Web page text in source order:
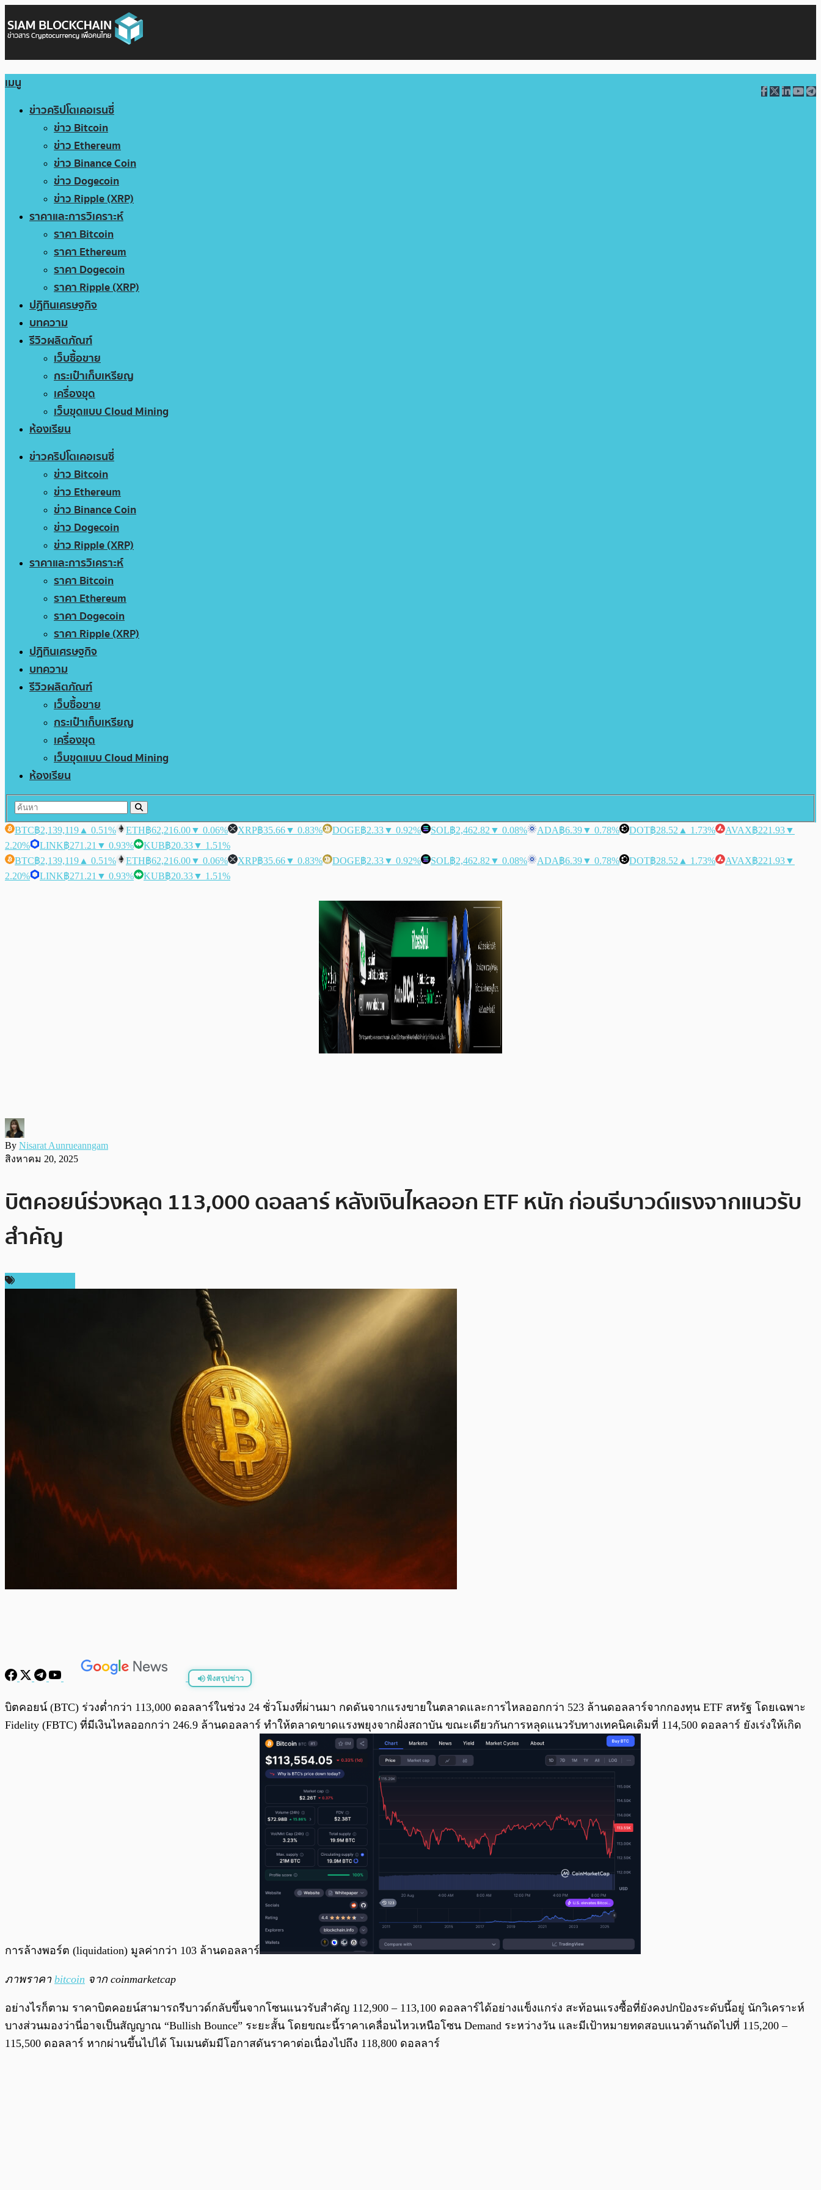
เมนู
ข่าวคริปโตเคอเรนซี่
ข่าว Bitcoin
ข่าว Ethereum
ข่าว Binance Coin
ข่าว Dogecoin
ข่าว Ripple (XRP)
ราคาและการวิเคราะห์
ราคา Bitcoin
ราคา Ethereum
ราคา Dogecoin
ราคา Ripple (XRP)
ปฏิทินเศรษฐกิจ
บทความ
รีวิวผลิตภัณฑ์
เว็บซื้อขาย
กระเป๋าเก็บเหรียญ
เครื่องขุด
เว็บขุดแบบ Cloud Mining
ห้องเรียน
ข่าวคริปโตเคอเรนซี่
ข่าว Bitcoin
ข่าว Ethereum
ข่าว Binance Coin
ข่าว Dogecoin
ข่าว Ripple (XRP)
ราคาและการวิเคราะห์
ราคา Bitcoin
ราคา Ethereum
ราคา Dogecoin
ราคา Ripple (XRP)
ปฏิทินเศรษฐกิจ
บทความ
รีวิวผลิตภัณฑ์
เว็บซื้อขาย
กระเป๋าเก็บเหรียญ
เครื่องขุด
เว็บขุดแบบ Cloud Mining
ห้องเรียน
BTC฿2,139,119 ▲ 0.51% ETH฿62,216.00▼ 0.06% XRP฿35.66▼ 0.83% DOGE฿2.33▼ 0.92% SOL฿2,462.82 ▼ 0.08% ADA฿6.39▼ 0.78% DOT฿28.52 ▲ 1.73% AVAX฿221.93▼
2.20%
LINK฿271.21 ▼ 0.93% KUB฿20.33▼ 1.51%
BTC฿2,139,119 ▲ 0.51% ETH฿62,216.00▼ 0.06% XRP฿35.66▼ 0.83% DOGE฿2.33▼ 0.92% SOL฿2,462.82 ▼ 0.08% ADA฿6.39▼ 0.78% DOT฿28.52 ▲ 1.73% AVAX฿221.93▼
2.20%
LINK฿271.21 ▼ 0.93% KUB฿20.33▼ 1.51%
By Nisarat Aunrueanngam
สิงหาคม 20, 2025
บิตคอยน์ร่วงหลุด 113,000 ดอลลาร์ หลังเงินไหลออก ETF หนัก ก่อนรีบาวด์แรงจากแนวรับ
สำคัญ
ฟังสรุปข่าว
พร้อมเล่น 0:00 /0:00
บิตคอยน์ (BTC) ร่วงต่ำกว่า 113,000 ดอลลาร์ในช่วง 24 ชั่วโมงที่ผ่านมา กดดันจากแรงขายในตลาดและการไหลออกกว่า 523 ล้านดอลลาร์จากกองทุน ETF สหรัฐ โดยเฉพาะ
Fidelity (FBTC) ที่มีเงินไหลออกกว่า 246.9 ล้านดอลลาร์ ทำให้ตลาดขาดแรงพยุงจากฝั่งสถาบัน ขณะเดียวกันการหลุดแนวรับทางเทคนิคเดิมที่ 114,500 ดอลลาร์ ยังเร่งให้เกิด
การล้างพอร์ต (liquidation) มูลค่ากว่า 103 ล้านดอลลาร์
ภาพราคา bitcoin จาก coinmarketcap
อย่างไรก็ตาม ราคาบิตคอยน์สามารถรีบาวด์กลับขึ้นจากโซนแนวรับสำคัญ 112,900 – 113,100 ดอลลาร์ได้อย่างแข็งแกร่ง สะท้อนแรงซื้อที่ยังคงปกป้องระดับนี้อยู่ นักวิเคราะห์
บางส่วนมองว่านี่อาจเป็นสัญญาณ “Bullish Bounce” ระยะสั้น โดยขณะนี้ราคาเคลื่อนไหวเหนือโซน Demand ระหว่างวัน และมีเป้าหมายทดสอบแนวต้านถัดไปที่ 115,200 –
115,500 ดอลลาร์ หากผ่านขึ้นไปได้ โมเมนตัมมีโอกาสดันราคาต่อเนื่องไปถึง 118,800 ดอลลาร์